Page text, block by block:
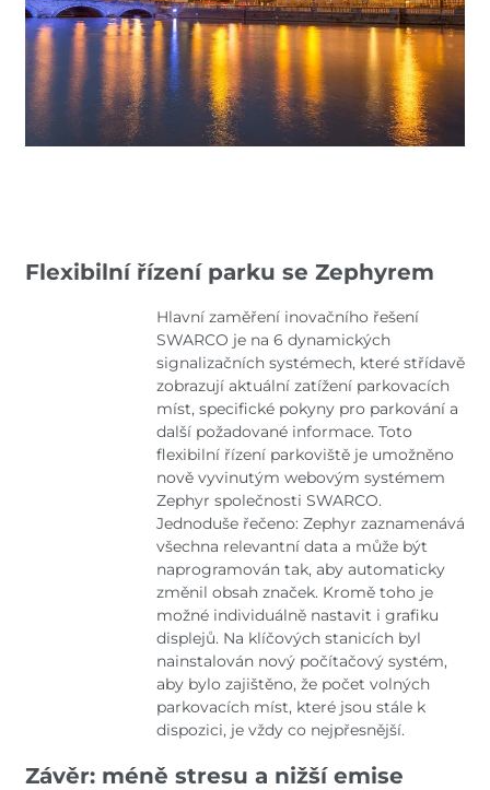
world
Flexibilní řízení parku se Zephyrem
Hlavní zaměření inovačního řešení
SWARCO je na 6 dynamických
signalizačních systémech, které střídavě
zobrazují aktuální zatížení parkovacích
míst, specifické pokyny pro parkování a
další požadované informace. Toto
flexibilní řízení parkoviště je umožněno
nově vyvinutým webovým systémem
Zephyr společnosti SWARCO.
Jednoduše řečeno: Zephyr zaznamenává
všechna relevantní data a může být
naprogramován tak, aby automaticky
změnil obsah značek. Kromě toho je
možné individuálně nastavit i grafiku
displejů. Na klíčových stanicích byl
nainstalován nový počítačový systém,
aby bylo zajištěno, že počet volných
parkovacích míst, které jsou stále k
dispozici, je vždy co nejpřesnější.
Závěr: méně stresu a nižší emise